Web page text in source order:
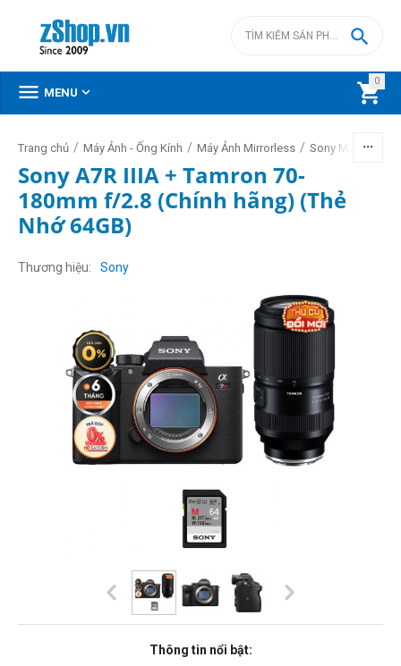
0


 MENU 
Trang chủ / Máy Ảnh - Ống Kính / Máy Ảnh Mirrorless / Sony Mirrorless
Sony A7R IIIA + Tamron 70-
180mm f/2.8 (Chính hãng) (Thẻ
Nhớ 64GB)
Thương hiệu Sony
Thông tin nổi bật: